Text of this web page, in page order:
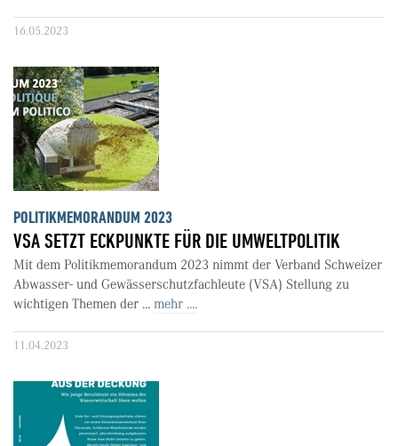
16.05.2023
POLITIKMEMORANDUM 2023
VSA SETZT ECKPUNKTE FÜR DIE UMWELTPOLITIK
Mit dem Politikmemorandum 2023 nimmt der Verband Schweizer
Abwasser- und Gewässerschutzfachleute (VSA) Stellung zu
wichtigen Themen der ... mehr ....
11.04.2023